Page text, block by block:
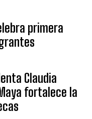
primera
Claudia
fortalece la